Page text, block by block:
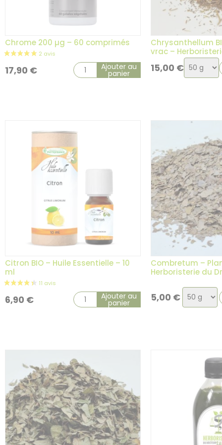
Chrome 200 µg – 60 comprimés
17,90 € Ajouter au
panier
Chrysanthellum
vrac –
15,00 €Choix
de
Citron BIO – Huile Essentielle – 10
ml
6,90 € Ajouter au
panier
Combretum –
Herboristerie du
5,00 € Choix
de